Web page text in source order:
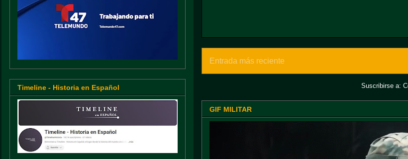
Entrada más reciente
Suscribirse a:
GIF MILITAR
Timeline - Historia en Español